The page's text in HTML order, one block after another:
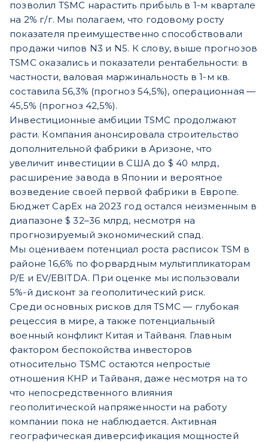
позволил TSMC нарастить прибыль в 1-м квартале
на 2% г/г. Мы полагаем, что годовому росту
показателя преимущественно способствовали
продажи чипов N3 и N5. К слову, выше прогнозов
TSMC оказались и показатели рентабельности: в
частности, валовая маржинальность в 1-м кв.
составила 56,3% (прогноз 54,5%), операционная —
45,5% (прогноз 42,5%).
Инвестиционные амбиции TSMC продолжают
расти. Компания анонсировала строительство
дополнительной фабрики в Аризоне, что
увеличит инвестиции в США до $ 40 млрд,
расширение завода в Японии и вероятное
возведение своей первой фабрики в Европе.
Бюджет CapEx на 2023 год остался неизменным в
диапазоне $ 32–36 млрд, несмотря на
прогнозируемый экономический спад.
Мы оцениваем потенциал роста расписок TSM в
районе 16,6% по форвардным мультипликаторам
P/E и EV/EBITDA. При оценке мы использовали
5%-й дисконт за геополитический риск.
Среди основных рисков для TSMC — глубокая
рецессия в мире, а также потенциальный
военный конфликт Китая и Тайваня. Главным
фактором беспокойства инвесторов
относительно TSMC остаются непростые
отношения КНР и Тайваня, даже несмотря на то
что непосредственного влияния
геополитической напряженности на работу
компании пока не наблюдается. Активная
географическая диверсификация мощностей